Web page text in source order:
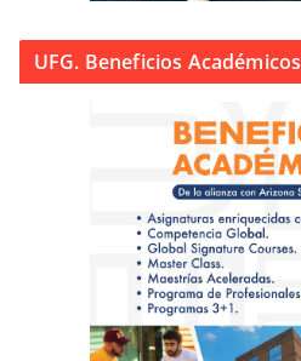
UFG. Beneficios Académicos